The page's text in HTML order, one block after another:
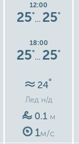
12:00
25°
… 25°
18:00
25°
… 25°
24°
Лед н/д
0.1 м
1м/с